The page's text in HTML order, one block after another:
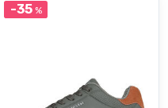
-35%